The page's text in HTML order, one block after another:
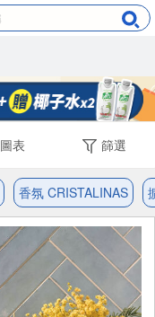
圖表 篩選
香氛 CRISTALINAS